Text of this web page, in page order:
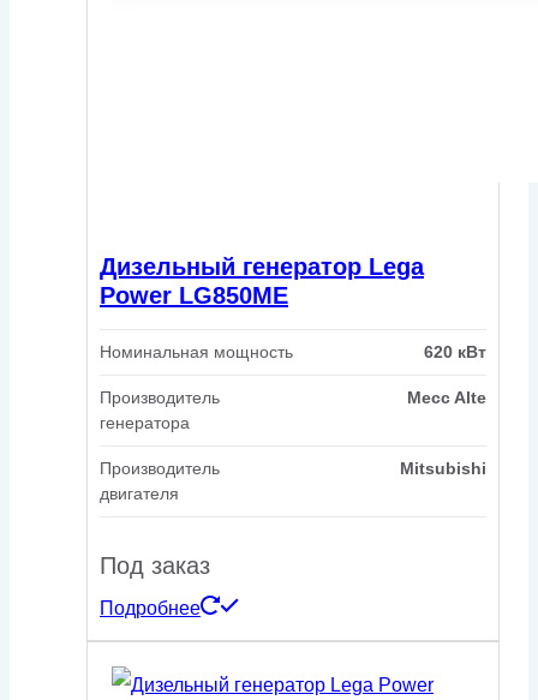
Дизельный генератор Lega
Power LG850ME
Номинальная мощность 620 кВт
Производитель
генератора
Mecc Alte
Производитель
двигателя
Mitsubishi
Под заказ
Подробнее